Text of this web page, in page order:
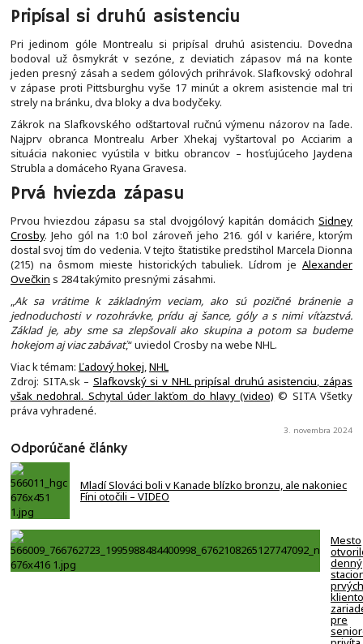
Pripísal si druhú asistenciu
Pri jedinom góle Montrealu si pripísal druhú asistenciu. Dovedna
bodoval už ôsmykrát v sezóne, z deviatich zápasov má na konte
jeden presný zásah a sedem gólových prihrávok. Slafkovský odohral
v zápase proti Pittsburghu vyše 17 minút a okrem asistencie mal tri
strely na bránku, dva bloky a dva bodyčeky.
Zákrok na Slafkovského odštartoval ručnú výmenu názorov na ľade.
Najprv obranca Montrealu Arber Xhekaj vyštartoval po Acciarim a
situácia nakoniec vyústila v bitku obrancov – hosťujúceho Jaydena
Strubla a domáceho Ryana Gravesa.
Prvá hviezda zápasu
Prvou hviezdou zápasu sa stal dvojgólový kapitán domácich Sidney
Crosby. Jeho gól na 1:0 bol zároveň jeho 216. gól v kariére, ktorým
dostal svoj tím do vedenia. V tejto štatistike predstihol Marcela Dionna
(215) na ôsmom mieste historických tabuliek. Lídrom je Alexander
Ovečkin s 284 takýmito presnými zásahmi.
„Ak sa vrátime k základným veciam, ako sú pozičné bránenie a
jednoduchosti v rozohrávke, prídu aj šance, góly a s nimi víťazstvá.
Základ je, aby sme sa zlepšovali ako skupina a potom sa budeme
hokejom aj viac zabávať,“ uviedol Crosby na webe NHL.
Viac k témam: Ľadový hokej,NHL
Zdroj: SITA.sk – Slafkovský si v NHL pripísal druhú asistenciu, zápas
však nedohral. Schytal úder lakťom do hlavy (video) © SITA Všetky
práva vyhradené.
3. novembra 2024
Odporúčané články
Mladí Slováci boli v Kanade blízko bronzu, ale nakoniec
Fíni otočili – VIDEO
Mesto
denný
prvých
pre